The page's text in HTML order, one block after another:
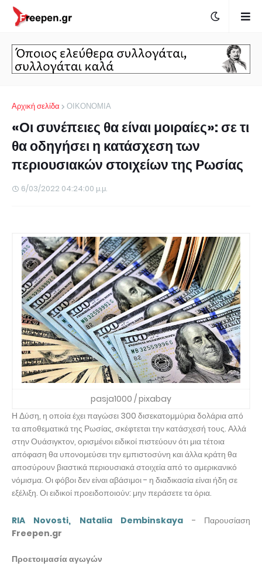
Αρχική σελίδα ΟΙΚΟΝΟΜΙΑ
«Οι συνέπειες θα είναι μοιραίες»: σε τι
θα οδηγήσει η κατάσχεση των
περιουσιακών στοιχείων της Ρωσίας
6/03/2022 04:24:00 μ.μ.
pasja1000 / pixabay
Η Δύση, η οποία έχει παγώσει 300 δισεκατομμύρια δολάρια από
τα αποθεματικά της Ρωσίας, σκέφτεται την κατάσχεσή τους. Αλλά
στην Ουάσιγκτον, ορισμένοι ειδικοί πιστεύουν ότι μια τέτοια
απόφαση θα υπονομεύσει την εμπιστοσύνη και άλλα κράτη θα
αποσύρουν βιαστικά περιουσιακά στοιχεία από το αμερικανικό
νόμισμα. Οι φόβοι δεν είναι αβάσιμοι - η διαδικασία είναι ήδη σε
εξέλιξη. Οι ειδικοί προειδοποιούν: μην περάσετε τα όρια.
RIA Novosti, Natalia Dembinskaya - Παρουσίαση
Freepen.gr
Προετοιμασία αγωγών